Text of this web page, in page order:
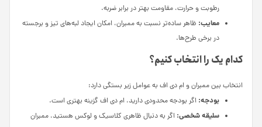
رطوبت و حرارت، مقاومت بهتر در برابر ضربه.
معایب: ظاهر ساده‌تر نسبت به ممبران، امکان ایجاد لبه‌های تیز و برجسته
در برخی طرح‌ها.
کدام یک را انتخاب کنیم؟
انتخاب بین ممبران و ام دی اف به عوامل زیر بستگی دارد:
بودجه: اگر بودجه محدودی دارید، ام دی اف گزینه بهتری است.
سلیقه شخصی: اگر به دنبال ظاهری کلاسیک و لوکس هستید، ممبران